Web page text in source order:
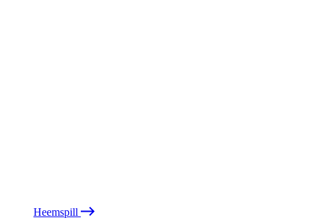
Heemspill